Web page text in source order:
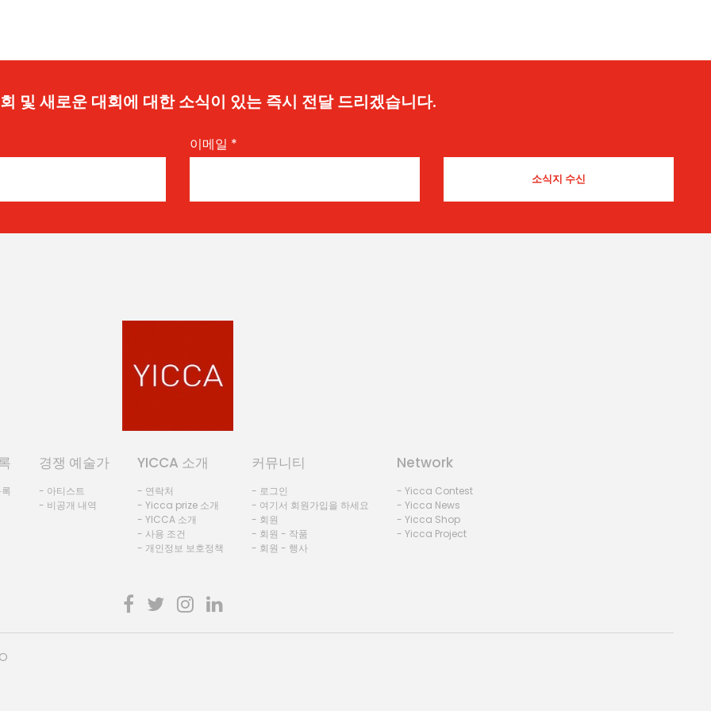
및 새로운 대회에 대한 소식이 있는 즉시 전달 드리겠습니다.
이메일 *
경쟁 예술가
- 아티스트
- 비공개 내역
YICCA 소개
- 연락처
- Yicca prize 소개
- YICCA 소개
- 사용 조건
- 개인정보 보호정책
커뮤니티
- 로그인
- 여기서 회원가입을 하세요
- 회원
- 회원 - 작품
- 회원 - 행사
Network
- Yicca Contest
- Yicca News
- Yicca Shop
- Yicca Project